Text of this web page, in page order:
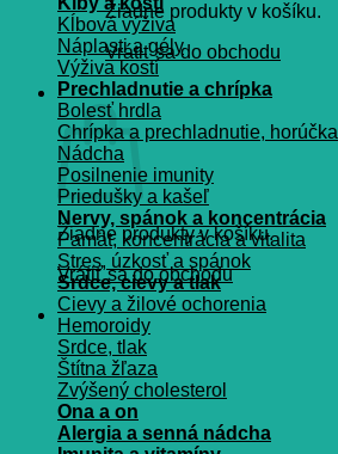
Žiadne produkty v košíku.
Vrátiť sa do obchodu
Košík
Žiadne produkty v košíku.
Vrátiť sa do obchodu
Kĺbová výživa
Náplasti a gély
Výživa kostí
Prechladnutie a chrípka
Bolesť hrdla
Chrípka a prechladnutie, horúčka
Nádcha
Posilnenie imunity
Priedušky a kašeľ
Nervy, spánok a koncentrácia
Pamät, koncentrácia a vitalita
Stres, úzkosť a spánok
Srdce, cievy a tlak
Cievy a žilové ochorenia
Hemoroidy
Srdce, tlak
Štítna žľaza
Zvýšený cholesterol
Ona a on
Alergia a senná nádcha